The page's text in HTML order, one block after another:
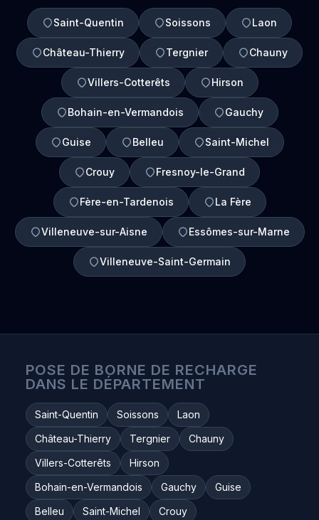
Saint-Quentin Soissons Laon
Château-Thierry Tergnier Chauny
Villers-Cotterêts Hirson
Bohain-en-Vermandois Gauchy
Guise Belleu Saint-Michel
Crouy Fresnoy-le-Grand
Fère-en-Tardenois La Fère
Villeneuve-sur-Aisne Essômes-sur-Marne
Villeneuve-Saint-Germain
POSE DE BORNE DE RECHARGE
DANS LE DÉPARTEMENT
Saint-Quentin Soissons
Laon
Château-Thierry
Tergnier
Chauny
Villers-Cotterêts
Hirson
Bohain-en-Vermandois
Gauchy
Guise
Belleu
Saint-Michel
Crouy